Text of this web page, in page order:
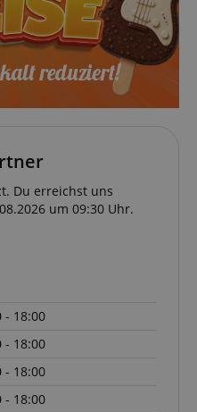
Du erreichst uns
um 09:30 Uhr.
- 18:00
- 18:00
- 18:00
- 18:00